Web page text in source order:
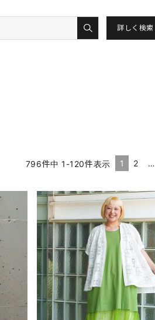
詳しく検索
796件中 1 -120件表示 1 2 …